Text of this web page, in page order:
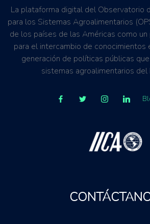
La plataforma digital del Observatorio
para los Sistemas Agroalimentarios
de los países de las Américas como
para el intercambio de conocimientos
generación de políticas públicas
sistemas agroalimentarios del